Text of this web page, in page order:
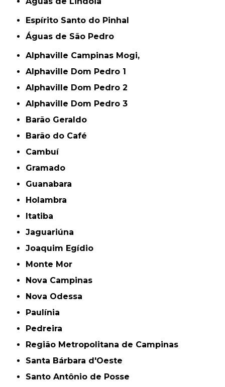
Espírito Santo do Pinhal
Águas de São Pedro
Alphaville Campinas Mogi,
Alphaville Dom Pedro 1
Alphaville Dom Pedro 2
Alphaville Dom Pedro 3
Barão Geraldo
Barão do Café
Cambuí
Gramado
Guanabara
Holambra
Itatiba
Jaguariúna
Joaquim Egídio
Monte Mor
Nova Campinas
Nova Odessa
Paulínia
Pedreira
Região Metropolitana de Campinas
Santa Bárbara d'Oeste
Santo Antônio de Posse